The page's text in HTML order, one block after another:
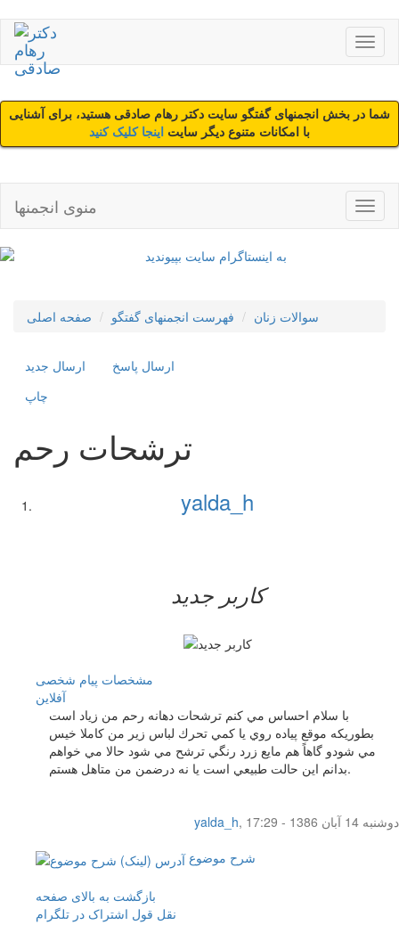
شما در بخش انجمنهای گفتگو سایت دکتر رهام صادقی هستید، برای آشنایی
با امکانات متنوع دیگر سایت اینجا کلیک کنید
منوی انجمنها
صفحه اصلی فهرست انجمنهای گفتگو سوالات زنان
ارسال جديد
ارسال پاسخ
چاپ
ترشحات رحم
yalda_h
کاربر جدید
مشخصات پیام شخصی
آفلاين
با سلام احساس مي كنم ترشحات دهانه رحم من زياد است
بطوريكه موقع پياده روي يا كمي تحرك لباس زير من كاملا خيس
مي شودو گاهاً هم مايع زرد رنگي ترشح مي شود حالا مي خواهم
بدانم اين حالت طبيعي است يا نه درضمن من متاهل هستم.
yalda_h,
دوشنبه 14 آبان 1386 - 17:29
شرح موضوع
بازگشت به بالای صفحه
نقل قول اشتراک در تلگرام